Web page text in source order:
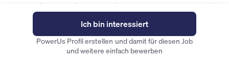
Unterstützung bei der Inbetriebnahme der Anlagen sowie
Durchführung erster Funktionsprüfungen
Selbstständiges Arbeiten nach technischen Zeichnungen
und aktuellen Vorschriften im Neubaukontext
Mitarbeitervorteile
Ich bin interessiert
PowerUs Profil erstellen und damit für diesen Job
und weitere einfach bewerben